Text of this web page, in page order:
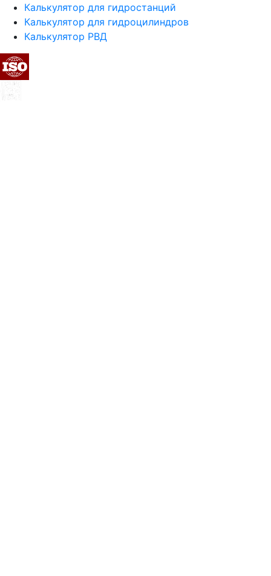
Калькулятор для гидростанций
Калькулятор для гидроцилиндров
Калькулятор РВД